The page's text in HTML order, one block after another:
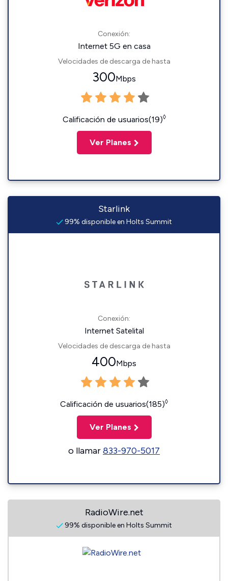
Conexión:
Internet 5G en casa
Velocidades de descarga de hasta
300Mbps
Calificación de usuarios(19)◊
Ver Planes
Starlink
99% disponible en Holts Summit
Conexión:
Internet Satelital
Velocidades de descarga de hasta
400Mbps
Calificación de usuarios(185)◊
Ver Planes
o llamar833-970-5017
RadioWire.net
99% disponible en Holts Summit